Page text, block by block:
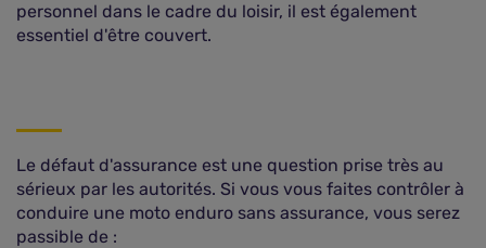
personnel dans le cadre du loisir, il est également
essentiel d'être couvert.
Le défaut d'assurance est une question prise très au
sérieux par les autorités. Si vous vous faites contrôler à
conduire une moto enduro sans assurance, vous serez
passible de :